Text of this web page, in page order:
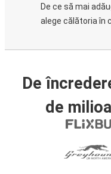
De ce să mai
alege călătoria în
De
de